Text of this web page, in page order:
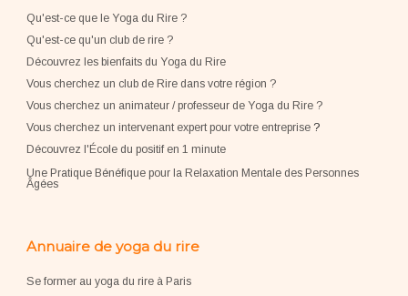
Qu'est-ce que le Yoga du Rire ?
Qu'est-ce qu'un club de rire ?
Découvrez les bienfaits du Yoga du Rire
Vous cherchez un club de Rire dans votre région ?
Vous cherchez un animateur / professeur de Yoga du Rire ?
Vous cherchez un intervenant expert pour votre entreprise?
Découvrez l'École du positif en 1 minute
Une Pratique Bénéfique pour la Relaxation Mentale des Personnes
Âgées
Annuaire de yoga du rire
Se former au yoga du rire à Paris